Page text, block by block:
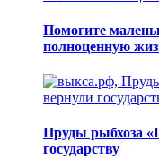
Помогите
полноценную
Пруды рыбхоза
государству